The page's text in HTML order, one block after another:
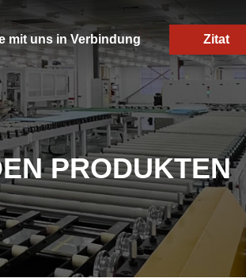
mit uns in Verbindung Zitat
PRODUKTEN